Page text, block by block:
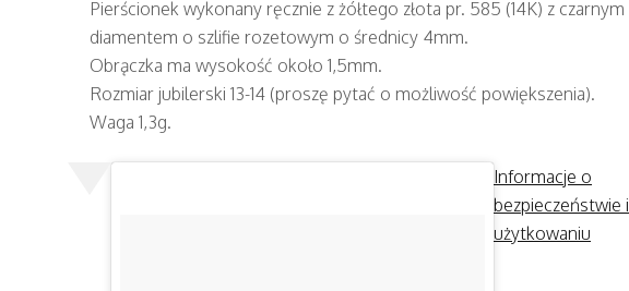
Pierścionek wykonany ręcznie z żółtego złota pr. 585 (14K) z czarnym
diamentem o szlifie rozetowym o średnicy 4mm.
Obrączka ma wysokość około 1,5mm.
Rozmiar jubilerski 13-14 (proszę pytać o możliwość powiększenia).
Waga 1,3g.
Informacje o
bezpieczeństwie i
użytkowaniu